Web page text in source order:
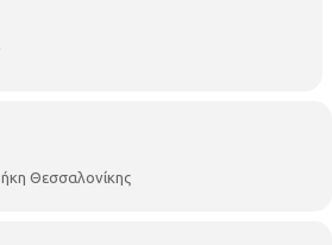
9.00 – 10.00, 10.00 – 11.00 και
Θεσσαλονίκης